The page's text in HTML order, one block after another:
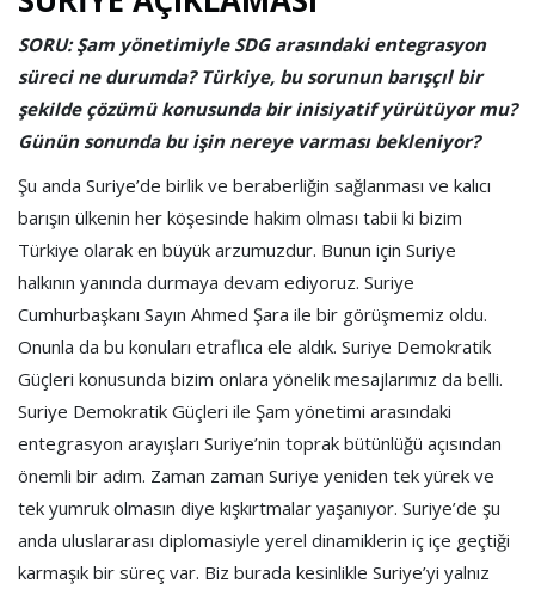
SORU: Şam yönetimiyle SDG arasındaki entegrasyon
süreci ne durumda? Türkiye, bu sorunun barışçıl bir
şekilde çözümü konusunda bir inisiyatif yürütüyor mu?
Günün sonunda bu işin nereye varması bekleniyor?
Şu anda Suriye’de birlik ve beraberliğin sağlanması ve kalıcı
barışın ülkenin her köşesinde hakim olması tabii ki bizim
Türkiye olarak en büyük arzumuzdur. Bunun için Suriye
halkının yanında durmaya devam ediyoruz. Suriye
Cumhurbaşkanı Sayın Ahmed Şara ile bir görüşmemiz oldu.
Onunla da bu konuları etraflıca ele aldık. Suriye Demokratik
Güçleri konusunda bizim onlara yönelik mesajlarımız da belli.
Suriye Demokratik Güçleri ile Şam yönetimi arasındaki
entegrasyon arayışları Suriye’nin toprak bütünlüğü açısından
önemli bir adım. Zaman zaman Suriye yeniden tek yürek ve
tek yumruk olmasın diye kışkırtmalar yaşanıyor. Suriye’de şu
anda uluslararası diplomasiyle yerel dinamiklerin iç içe geçtiği
karmaşık bir süreç var. Biz burada kesinlikle Suriye’yi yalnız